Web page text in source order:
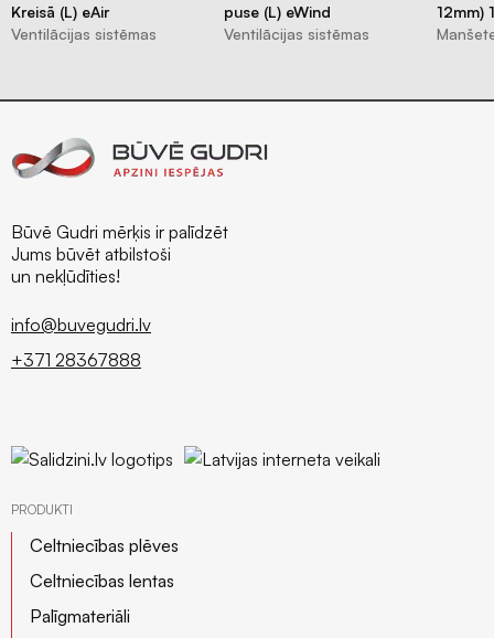
Kreisā (L) eAir
Ventilācijas sistēmas
puse (L) eWind
Ventilācijas sistēmas
12mm)
Būvē Gudri mērķis ir palīdzēt
Jums būvēt atbilstoši
un nekļūdīties!
info@buvegudri.lv
+371 28367888
PRODUKTI
Celtniecības plēves
Celtniecības lentas
Palīgmateriāli